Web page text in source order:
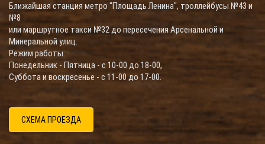
Ближайшая станция метро "Площадь Ленина", троллейбусы №43 и
№8
или маршрутное такси №32 до пересечения Арсенальной и
Минеральной улиц.
Режим работы:
Понедельник - Пятница - с 10-00 до 18-00,
Суббота и воскресенье - с 11-00 до 17-00.
СХЕМА ПРОЕЗДА